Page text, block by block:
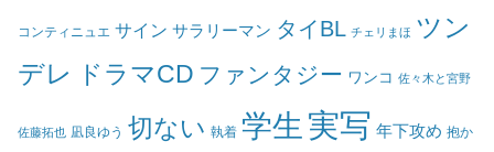
コンティニュエ サイン サラリーマン タイBL チェリまほ ツン
デレ
ドラマCD ファンタジー ワンコ 佐々木と宮野
佐藤拓也 凪良ゆう 切ない 執着 学生 実写 年下攻め 抱か